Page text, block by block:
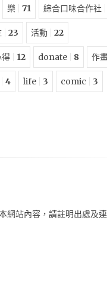
樂 71 綜合口味合作社
23 活動 22
得 12 donate 8 作
4 life 3 comic 3
網站內容，請註明出處及連